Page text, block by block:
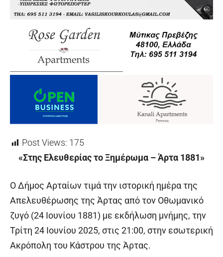
Post Views: 175
«Στης Ελευθερίας το Ξημέρωμα – Άρτα 1881»
Ο Δήμος Αρταίων τιμά την ιστορική ημέρα της
Απελευθέρωσης της Άρτας από τον Οθωμανικό
ζυγό (24 Ιουνίου 1881) με εκδήλωση μνήμης, την
Τρίτη 24 Ιουνίου 2025, στις 21:00, στην εσωτερική
Ακρόπολη του Κάστρου της Άρτας.